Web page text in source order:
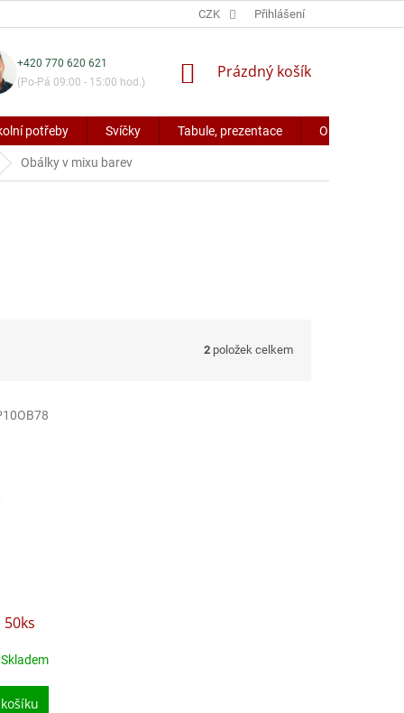
CZK Přihlášení
+420 770 620 621
(Po-Pá 09:00 - 15:00 hod.)
NÁKUPNÍ
Prázdný košík
potřeby Svíčky Tabule, prezentace Obaly a
Obálky v mixu barev
2 položek celkem
Skladem